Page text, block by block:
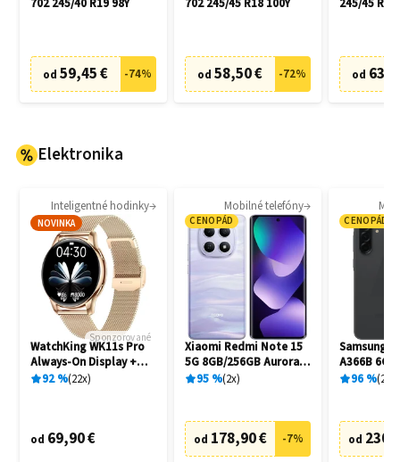
702 245/40 R19 98Y
od 59,45 € -74%
702 245/45 R18 100Y
od 58,50 € -72%
245/45 R18
od
Elektronika
Inteligentné hodinky
NOVINKA
Sponzorované
WatchKing WK11s Pro
Always-On Display +
Extra remienok
92% 22x
od 69,90 €
Mobilné telefóny
CENOPÁD
Xiaomi Redmi Note 15
5G 8GB/256GB Aurora
Purple
95% 2x
od 178,90 € -7%
CENOPÁD
Samsung
A366B
Awesome
96% 20
od